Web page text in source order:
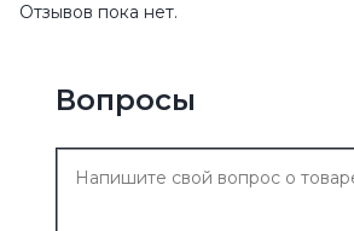
Отзывов пока нет.
Вопросы